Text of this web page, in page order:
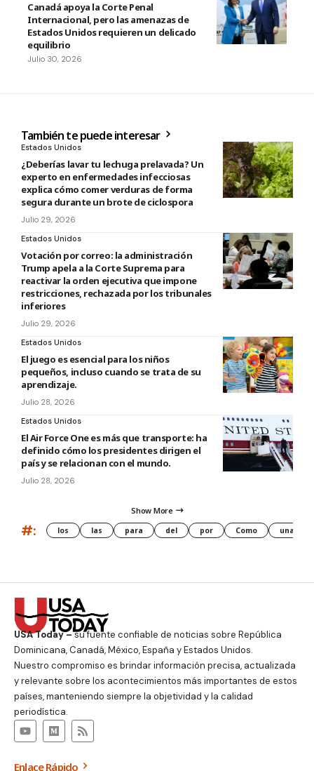
Canadá apoya la Corte Penal
Internacional, pero las amenazas de
Estados Unidos requieren un delicado
equilibrio
Julio 30, 2026
También te puede interesar
Estados Unidos
¿Deberías lavar tu lechuga prelavada? Un
experto en enfermedades infecciosas
explica cómo comer verduras de forma
segura durante un brote de ciclospora
Julio 29, 2026
Estados Unidos
Votación por correo: la administración
Trump apela a la Corte Suprema para
reactivar la orden ejecutiva que impone
restricciones, rechazada por los tribunales
inferiores
Julio 29, 2026
Estados Unidos
El juego es esencial para los niños
pequeños, incluso cuando se trata de su
aprendizaje.
Julio 28, 2026
Estados Unidos
El Air Force One es más que transporte: ha
definido cómo los presidentes dirigen el
país y se relacionan con el mundo.
Julio 28, 2026
Show More
#: los las para del por Como una
USA Today –su fuente confiable de noticias sobre República
Dominicana, Canadá, México, España y Estados Unidos.
Nuestro compromiso es brindar información precisa, actualizada
y relevante sobre los acontecimientos más importantes de estos
países, manteniendo siempre la objetividad y la calidad
periodística.
Enlace Rápido